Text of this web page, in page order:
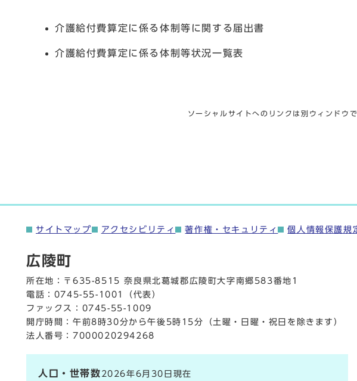
介護給付費算定に係る体制等に関する届出書
介護給付費算定に係る体制等状況一覧表
ソーシャルサイトへのリンクは別ウィンドウ
サイトマップ アクセシビリティ 著作権・セキュリティ 個人情報保護規
広陵町
所在地：〒635-8515 奈良県北葛城郡広陵町大字南郷583番地1
電話： 0745-55-1001
（代表）
ファックス：0745-55-1009
開庁時間：午前8時30分から午後5時15分（土曜・日曜・祝日を除きます）
法人番号：7000020294268
人口・世帯数 2026年6月30日現在